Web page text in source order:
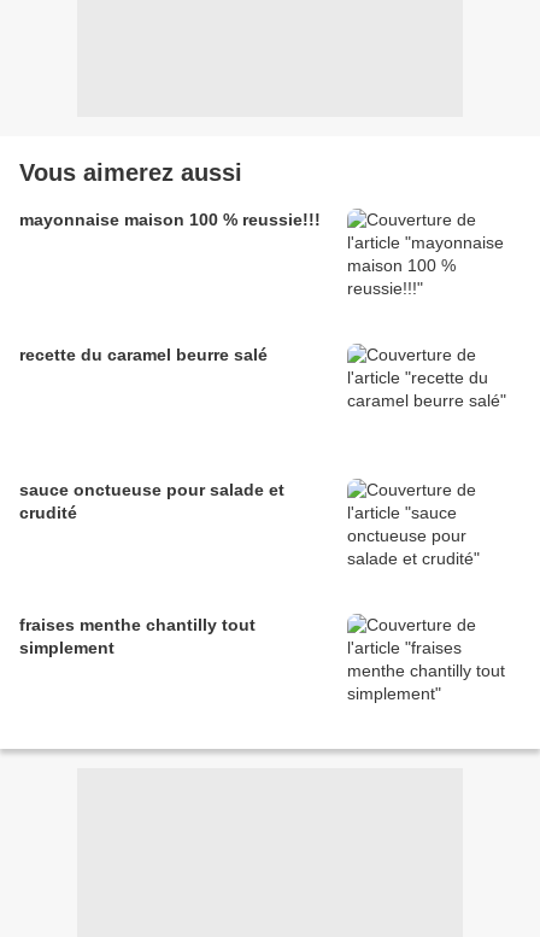
Vous aimerez aussi
mayonnaise maison 100 % reussie!!!
recette du caramel beurre salé
sauce onctueuse pour salade et
crudité
fraises menthe chantilly tout
simplement